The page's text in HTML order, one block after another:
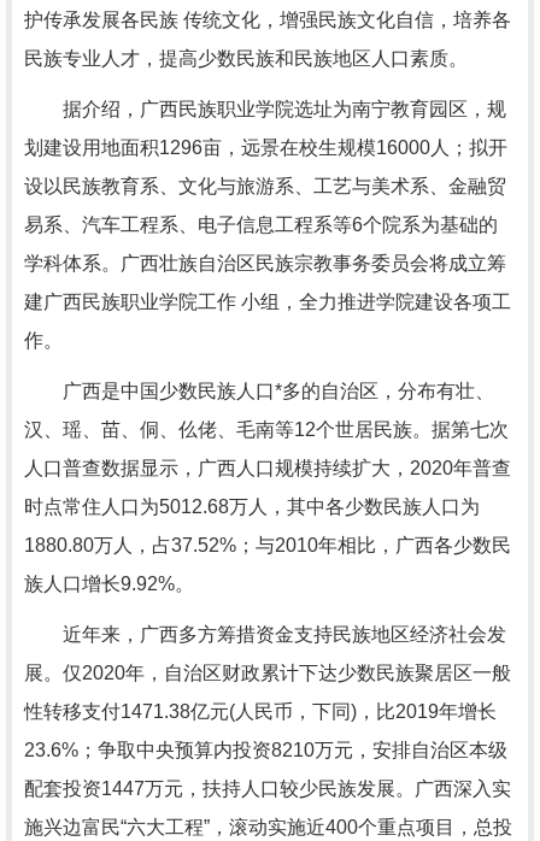
护传承发展各民族 传统文化，增强民族文化自信，培养各
民族专业人才，提高少数民族和民族地区人口素质。
据介绍，广西民族职业学院选址为南宁教育园区，规
划建设用地面积1296亩，远景在校生规模16000人；拟开
设以民族教育系、文化与旅游系、工艺与美术系、金融贸
易系、汽车工程系、电子信息工程系等6个院系为基础的
学科体系。广西壮族自治区民族宗教事务委员会将成立筹
建广西民族职业学院工作 小组，全力推进学院建设各项工
作。
广西是中国少数民族人口*多的自治区，分布有壮、
汉、瑶、苗、侗、仫佬、毛南等12个世居民族。据第七次
人口普查数据显示，广西人口规模持续扩大，2020年普查
时点常住人口为5012.68万人，其中各少数民族人口为
1880.80万人，占37.52%；与2010年相比，广西各少数民
族人口增长9.92%。
近年来，广西多方筹措资金支持民族地区经济社会发
展。仅2020年，自治区财政累计下达少数民族聚居区一般
性转移支付1471.38亿元(人民币，下同)，比2019年增长
23.6%；争取中央预算内投资8210万元，安排自治区本级
配套投资1447万元，扶持人口较少民族发展。广西深入实
施兴边富民“六大工程”，滚动实施近400个重点项目，总投